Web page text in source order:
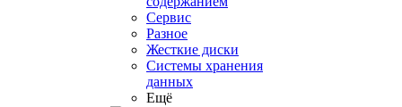
Сервис
Разное
Жесткие диски
Системы хранения
данных
Ещё